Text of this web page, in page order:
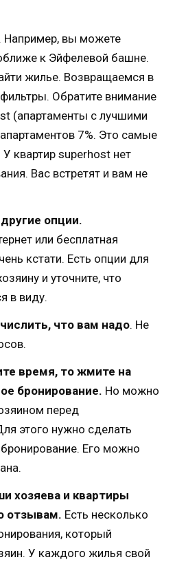
. Например, вы можете
к Эйфелевой башне.
жилье. Возвращаемся в
Обратите внимание
(апартаменты с лучшими
7%. Это самые
квартир superhost нет
Вас встретят и вам не
опции.
или бесплатная
кстати. Есть опции для
и уточните, что
в виду.
что вам надо. Не
время, то жмите на
бронирование. Но можно
перед
этого нужно сделать
Его можно
хозяева и квартиры
отзывам. Есть несколько
который
У каждого жилья свой